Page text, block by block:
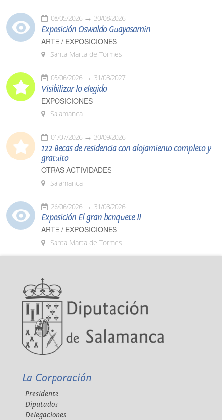
08/05/2026 30/08/2026
Exposición Oswaldo Guayasamín
ARTE / EXPOSICIONES
Santa Marta de Tormes
05/06/2026 31/03/2027
Visibilizar lo elegido
EXPOSICIONES
Salamanca
01/07/2026 30/09/2026
122 Becas de residencia con alojamiento completo y
gratuito
OTRAS ACTIVIDADES
Salamanca
26/06/2026 31/08/2026
Exposición El gran banquete II
ARTE / EXPOSICIONES
Santa Marta de Tormes
La Corporación
Presidente
Diputados
Delegaciones